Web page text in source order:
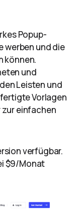
Popup-
werben und die
können.
und
Leisten und
Vorlagen
einfachen
verfügbar.
$9/Monat